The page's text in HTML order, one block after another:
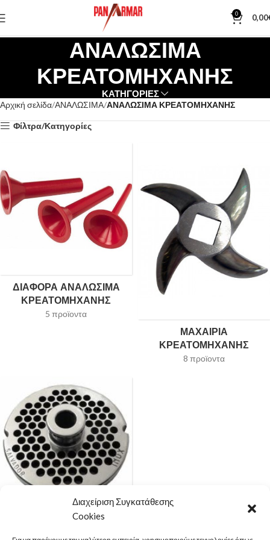
Διαχείριση Συγκατάθεσης
Cookies
0 0,00
ΑΝΑΛΩΣΙΜΑ
ΚΡΕΑΤΟΜΗΧΑΝΗΣ
ΚΑΤΗΓΟΡΙΕΣ
Αρχική σελίδα ΑΝΑΛΩΣΙΜΑ ΑΝΑΛΩΣΙΜΑ ΚΡΕΑΤΟΜΗΧΑΝΗΣ
Φίλτρα/Κατηγορίες
ΔΙΑΦΟΡΑ ΑΝΑΛΩΣΙΜΑ
ΚΡΕΑΤΟΜΗΧΑΝΗΣ
5 προϊοντα
ΜΑΧΑΙΡΙΑ
ΚΡΕΑΤΟΜΗΧΑΝΗΣ
8 προϊοντα
ΠΛΑΚΕΣ
ΚΡΕΑΤΟΜΗΧΑΝΗΣ